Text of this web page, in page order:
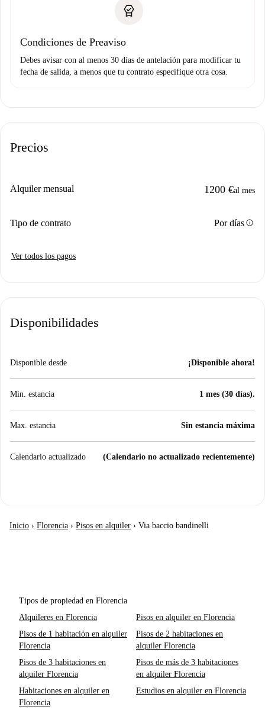
Condiciones de Preaviso
Debes avisar con al menos 30 días de antelación para modificar tu
fecha de salida, a menos que tu contrato especifique otra cosa.
Precios
Alquiler mensual 1200 €al mes
Tipo de contrato Por díasinfo
Ver todos los pagos
Disponibilidades
Disponible desde ¡Disponible ahora!
Min. estancia 1 mes (30 días).
Max. estancia Sin estancia máxima
Calendario actualizado (Calendario no actualizado recientemente)
Inicio › Florencia › Pisos en alquiler › Via baccio bandinelli
Tipos de propiedad en Florencia
Alquileres en Florencia
Pisos en alquiler en Florencia
Pisos de 1 habitación en alquiler
Florencia
Pisos de 2 habitaciones en
alquiler Florencia
Pisos de 3 habitaciones en
alquiler Florencia
Pisos de más de 3 habitaciones
en alquiler Florencia
Habitaciones en alquiler en
Florencia
Estudios en alquiler en Florencia